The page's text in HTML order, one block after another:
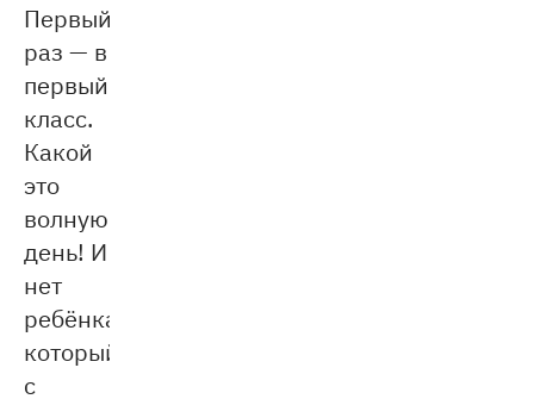
Первый
раз — в
первый
класс.
Какой
это
волнующий
день! И
нет
ребёнка,
который
с